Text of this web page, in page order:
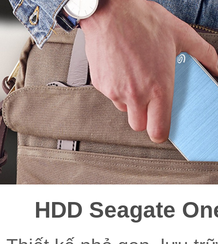
HDD Seagate